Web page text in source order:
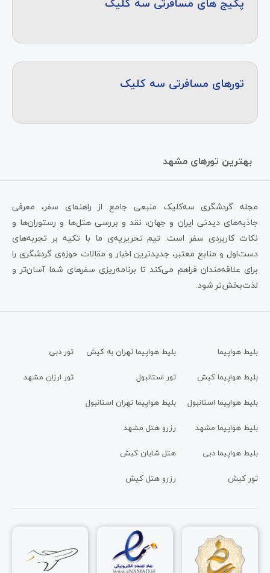
تورهای مسافرتی سه کلیک
بهترین تورهای مشهد
مجله گردشگری سه‌کلیک منبعی جامع از راهنمای سفر، معرفی
جاذبه‌های دیدنی ایران و جهان، نقد و بررسی هتل‌ها و رستوران‌ها و
نکات کاربردی سفر است. تیم تحریریه‌ی ما با تکیه بر تجربه‌های
دست‌اول و منابع معتبر، جدیدترین اخبار و مقالات حوزه‌ی گردشگری را
برای علاقه‌مندان فراهم می‌کند تا برنامه‌ریزی سفرهای شما آسان‌تر و
لذت‌بخش‌تر شود.
بلیط هواپیما
بلیط هواپیما کیش
بلیط هواپیما استانبول
بلیط هواپیما مشهد
بلیط هواپیما دبی
تور کیش
بلیط هواپیما تهران به کیش
تور استانبول
بلیط هواپیما تهران استانبول
رزرو هتل مشهد
هتل شایان کیش
رزرو هتل کیش
تور دبی
تور ارزان مشهد